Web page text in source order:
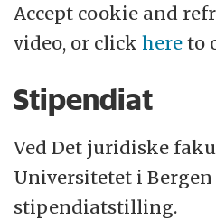
Accept cookie and
video, or clickhere to
Stipendiat
Ved Det juridiske
Universitetet i
stipendiatstilling.